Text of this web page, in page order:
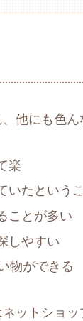
他にも色ん
楽
いたという
ことが多い
しやすい
物ができる
ットショ